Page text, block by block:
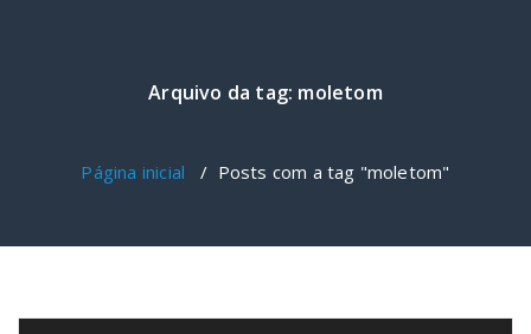
Arquivo da tag: moletom
Página inicial / Posts com a tag "moletom"